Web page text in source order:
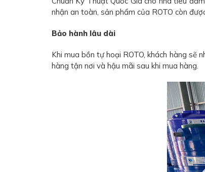
nhận an toàn, sản phẩm của ROTO còn
Bảo hành lâu dài
Khi mua bồn tự hoại ROTO, khách hàng sẽ
hàng tận nơi và hậu mãi sau khi mua hàng.